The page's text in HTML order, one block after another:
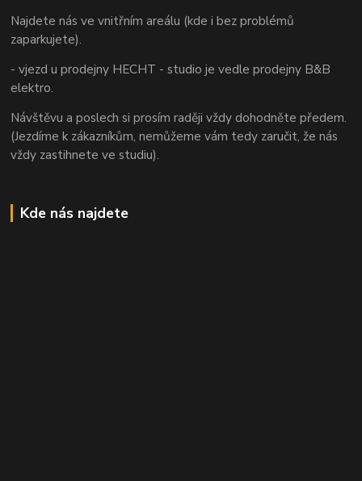
Najdete nás ve vnitřním areálu (kde i bez problémů
zaparkujete).
- vjezd u prodejny HECHT - studio je vedle prodejny B&B
elektro.
Návštěvu a poslech si prosím raději vždy dohodněte předem.
(Jezdíme k zákazníkům, nemůžeme vám tedy zaručit, že nás
vždy zastihnete ve studiu).
Kde nás najdete